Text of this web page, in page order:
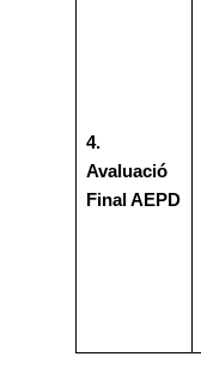
4.
Avaluació
Final AEPD